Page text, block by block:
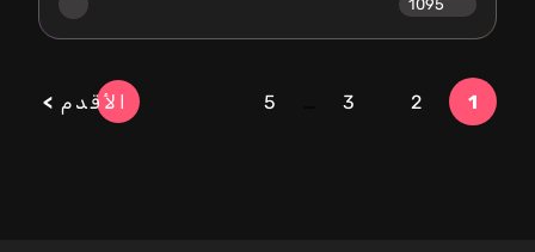
1
2
3
5 الأقدم